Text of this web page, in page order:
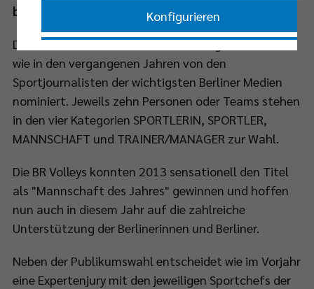
bis zum 30. November abgestimmt werden.
Die Kandidaten in den einzelnen Kategorien wurden
wie in den vergangenen Jahren von den
Sportjournalisten der wichtigsten Berliner Medien
nominiert. Jeweils zehn Personen oder Teams stehen
in den vier Kategorien SPORTLERIN, SPORTLER,
MANNSCHAFT und TRAINER/MANAGER zur Wahl.
Die BR Volleys konnten 2013 sensationell den Titel
als "Mannschaft des Jahres" gewinnen und hoffen
nun auch in diesem Jahr auf die zahlreiche
Unterstützung der Berlinerinnen und Berliner.
Neben der Publikumswahl entscheidet wie im Vorjahr
eine Expertenjury mit den jeweiligen Sportchefs der
Konfigurieren
Nur essenzielle Cookies akzeptieren
Impressum|Datenschutzerklärung